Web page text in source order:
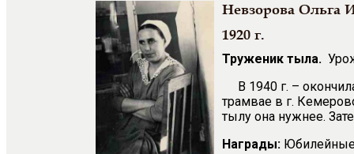
Невзорова Ольга
1920 г.
Труженик тыла.
В 1940 г. –
трамвае в г.
тылу она нужнее.
Награды: